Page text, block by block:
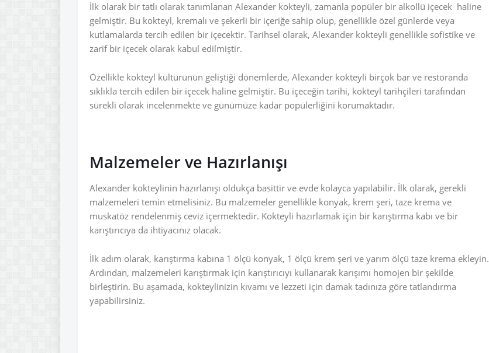
İlk olarak bir tatlı olarak tanımlanan Alexander kokteyli, zamanla popüler bir alkollü içecek haline
gelmiştir. Bu kokteyl, kremalı ve şekerli bir içeriğe sahip olup, genellikle özel günlerde veya
kutlamalarda tercih edilen bir içecektir. Tarihsel olarak, Alexander kokteyli genellikle sofistike ve
zarif bir içecek olarak kabul edilmiştir.
Özellikle kokteyl kültürünün geliştiği dönemlerde, Alexander kokteyli birçok bar ve restoranda
sıklıkla tercih edilen bir içecek haline gelmiştir. Bu içeceğin tarihi, kokteyl tarihçileri tarafından
sürekli olarak incelenmekte ve günümüze kadar popülerliğini korumaktadır.
Malzemeler ve Hazırlanışı
Alexander kokteylinin hazırlanışı oldukça basittir ve evde kolayca yapılabilir. İlk olarak, gerekli
malzemeleri temin etmelisiniz. Bu malzemeler genellikle konyak, krem şeri, taze krema ve
muskatöz rendelenmiş ceviz içermektedir. Kokteyli hazırlamak için bir karıştırma kabı ve bir
karıştırıcıya da ihtiyacınız olacak.
İlk adım olarak, karıştırma kabına 1 ölçü konyak, 1 ölçü krem şeri ve yarım ölçü taze krema ekleyin.
Ardından, malzemeleri karıştırmak için karıştırıcıyı kullanarak karışımı homojen bir şekilde
birleştirin. Bu aşamada, kokteylinizin kıvamı ve lezzeti için damak tadınıza göre tatlandırma
yapabilirsiniz.